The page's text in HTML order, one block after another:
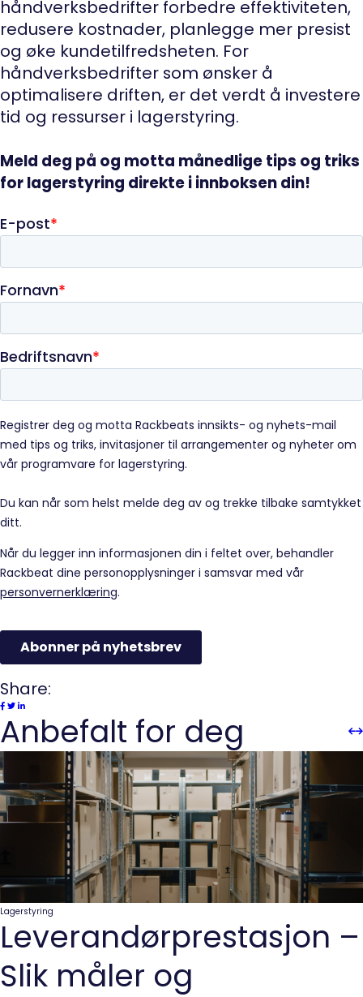
håndverksbedrifter forbedre effektiviteten,
redusere kostnader, planlegge mer presist
og øke kundetilfredsheten. For
håndverksbedrifter som ønsker å
optimalisere driften, er det verdt å investere
tid og ressurser i lagerstyring.
Meld deg på og motta månedlige tips og triks
for lagerstyring direkte i innboksen din!
Share:
Anbefalt for deg
Lagerstyring
Leverandørprestasjon –
Slik måler og